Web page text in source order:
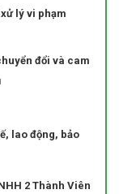
lý vi phạm
đổi và cam
lao động, bảo
2 Thành Viên